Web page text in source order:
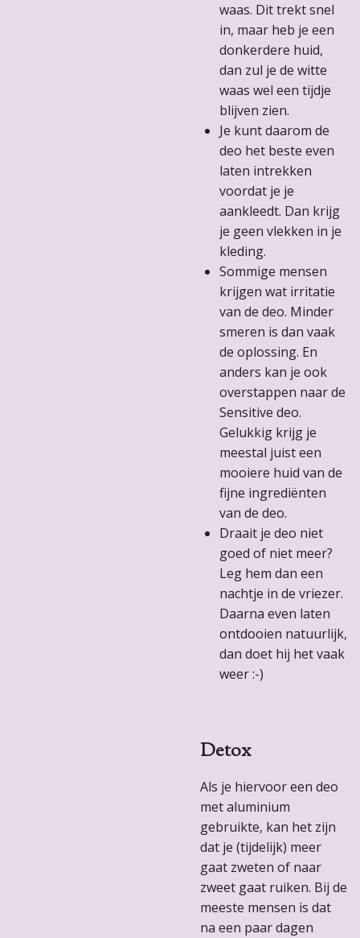
waas. Dit trekt snel
in, maar heb je een
donkerdere huid,
dan zul je de witte
waas wel een tijdje
blijven zien.
Je kunt daarom de
deo het beste even
laten intrekken
voordat je je
aankleedt. Dan krijg
je geen vlekken in je
kleding.
Sommige mensen
krijgen wat irritatie
van de deo. Minder
smeren is dan vaak
de oplossing. En
anders kan je ook
overstappen naar de
Sensitive deo.
Gelukkig krijg je
meestal juist een
mooiere huid van de
fijne ingrediënten
van de deo.
Draait je deo niet
goed of niet meer?
Leg hem dan een
nachtje in de vriezer.
Daarna even laten
ontdooien natuurlijk,
dan doet hij het vaak
weer :-)
Detox
Als je hiervoor een deo
met aluminium
gebruikte, kan het zijn
dat je (tijdelijk) meer
gaat zweten of naar
zweet gaat ruiken. Bij de
meeste mensen is dat
na een paar dagen